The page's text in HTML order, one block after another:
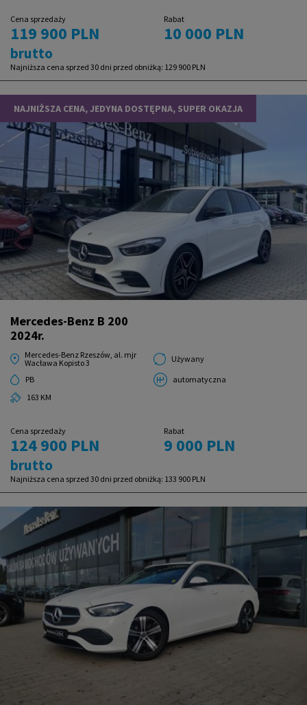
Cena sprzedaży
119 900 PLN
brutto
Rabat
10 000 PLN
Najniższa cena sprzed 30 dni przed obniżką: 129 900 PLN
NAJNIŻSZA CENA, JEDYNA DOSTĘPNA, SUPER OKAZJA
Mercedes-Benz B 200
2024r.
Mercedes-Benz Rzeszów, al. mjr
Wacława Kopisto 3
Używany
PB
automatyczna
163 KM
Cena sprzedaży
124 900 PLN
brutto
Rabat
9 000 PLN
Najniższa cena sprzed 30 dni przed obniżką: 133 900 PLN